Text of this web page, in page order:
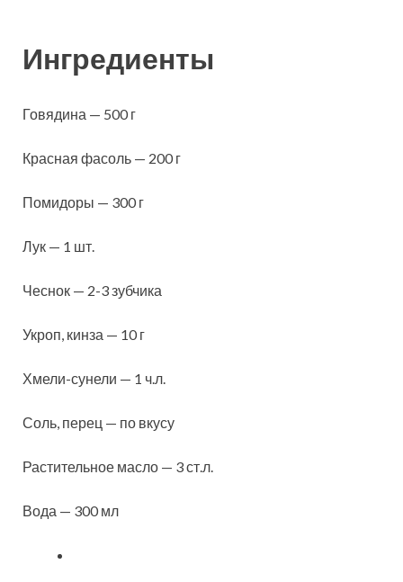
Ингредиенты
Говядина — 500 г
Красная фасоль — 200 г
Помидоры — 300 г
Лук — 1 шт.
Чеснок — 2-3 зубчика
Укроп, кинза — 10 г
Хмели-сунели — 1 ч.л.
Соль, перец — по вкусу
Растительное масло — 3 ст.л.
Вода — 300 мл